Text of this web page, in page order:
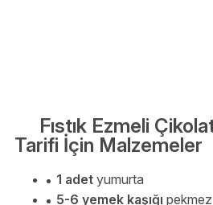
Fıstık Ezmeli
Tarifi İçin Malzemeler
1 adet yumurta
5-6 yemek kaşığı